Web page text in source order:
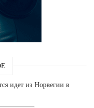
идет из Норвегии в